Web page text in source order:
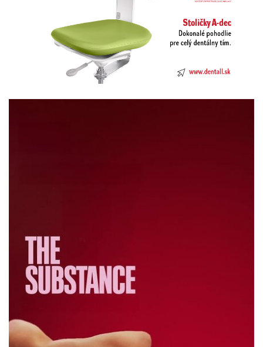
Previous